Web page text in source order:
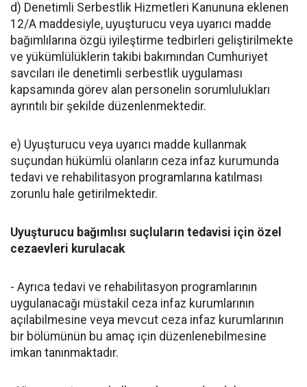
d) Denetimli Serbestlik Hizmetleri Kanununa eklenen
12/A maddesiyle, uyuşturucu veya uyarıcı madde
bağımlılarına özgü iyileştirme tedbirleri geliştirilmekte
ve yükümlülüklerin takibi bakımından Cumhuriyet
savcıları ile denetimli serbestlik uygulaması
kapsamında görev alan personelin sorumlulukları
ayrıntılı bir şekilde düzenlenmektedir.
e) Uyuşturucu veya uyarıcı madde kullanmak
suçundan hükümlü olanların ceza infaz kurumunda
tedavi ve rehabilitasyon programlarına katılması
zorunlu hale getirilmektedir.
Uyuşturucu bağımlısı suçluların tedavisi için özel
cezaevleri kurulacak
- Ayrıca tedavi ve rehabilitasyon programlarının
uygulanacağı müstakil ceza infaz kurumlarının
açılabilmesine veya mevcut ceza infaz kurumlarının
bir bölümünün bu amaç için düzenlenebilmesine
imkan tanınmaktadır.